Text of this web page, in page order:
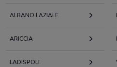
ALBANO LAZIALE
ARICCIA
LADISPOLI